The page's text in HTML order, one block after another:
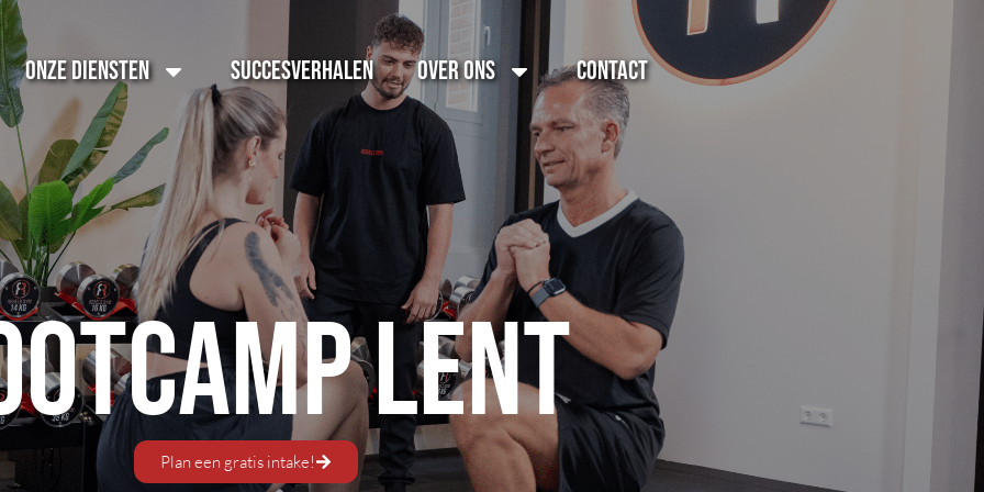
Onze diensten Succesverhalen Over Ons Contact
Lent
Plan een gratis intake!